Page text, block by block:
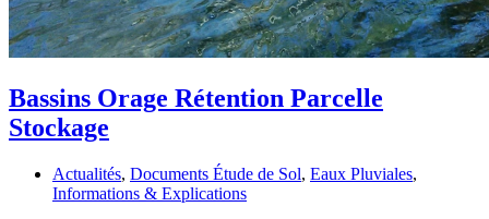
Bassins Orage Rétention Parcelle
Stockage
Actualités, Documents Étude de Sol, Eaux Pluviales,
Informations & Explications